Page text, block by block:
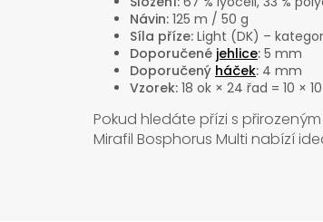
Návin: 125 m / 50 g
Síla příze: Light (DK) –
Doporučené jehlice: 5 mm
Doporučený háček: 4 mm
Vzorek: 18 ok × 24 řad = 10 ×
Pokud hledáte přízi s
Mirafil Bosphorus Multi nabízí